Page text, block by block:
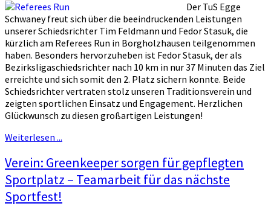
Der TuS Egge
Schwaney freut sich über die beeindruckenden Leistungen
unserer Schiedsrichter Tim Feldmann und Fedor Stasuk, die
kürzlich am Referees Run in Borgholzhausen teilgenommen
haben. Besonders hervorzuheben ist Fedor Stasuk, der als
Bezirksligaschiedsrichter nach 10 km in nur 37 Minuten das Ziel
erreichte und sich somit den 2. Platz sichern konnte. Beide
Schiedsrichter vertraten stolz unseren Traditionsverein und
zeigten sportlichen Einsatz und Engagement. Herzlichen
Glückwunsch zu diesen großartigen Leistungen!
Weiterlesen ...
Verein: Greenkeeper sorgen für gepflegten
Sportplatz – Teamarbeit für das nächste
Sportfest!